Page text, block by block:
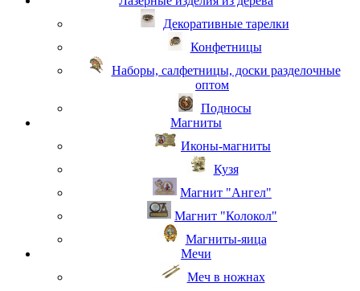
Декоративные тарелки
Конфетницы
Наборы, салфетницы, доски разделочные
оптом
Подносы
Магниты
Иконы-магниты
Кузя
Магнит "Ангел"
Магнит "Колокол"
Магниты-яица
Мечи
Меч в ножнах